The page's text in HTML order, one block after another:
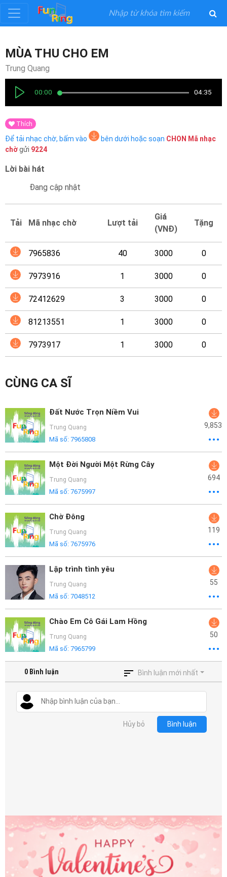
Đăng
ký
nhập
Thể
Loại
Nghệ
Mại
Hướng
Dẫn
Funring
Doanh
Nghiệp
MÙA THU CHO EM
Trung Quang
00:00 04:35
Thích
Để tải nhạc chờ, bấm vào bên dưới hoặc soạn CHON Mã nhạc
chờgửi 9224
Lời bài hát
Đang cập nhật
Tải Mã nhạc chờ Lượt tải
Giá
(VNĐ)
Tặng
7965836 40 3000 0
7973916 1 3000 0
72412629 3 3000 0
81213551 1 3000 0
7973917 1 3000 0
CÙNG CA SĨ
Đất Nước Trọn Niềm Vui
Trung Quang
Mã số: 7965808
9,853
Một Đời Người Một Rừng Cây
Trung Quang
Mã số: 7675997
694
Chờ Đông
Trung Quang
Mã số: 7675976
119
Lập trình tình yêu
Trung Quang
Mã số: 7048512
55
Chào Em Cô Gái Lam Hồng
Trung Quang
Mã số: 7965799
50
0 Bình luận Bình luận mới nhất
Hủy bỏ Bình luận